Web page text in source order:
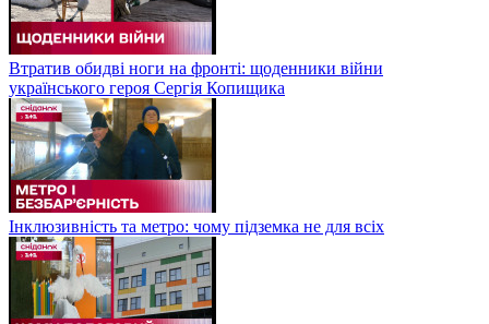
Втратив обидві ноги на фронті: щоденники війни
українського героя Сергія Копищика
Інклюзивність та метро: чому підземка не для всіх